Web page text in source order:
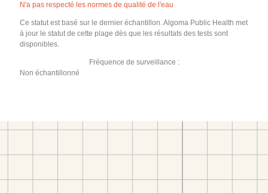
N'a pas respecté les normes de qualité de l'eau
Ce statut est basé sur le dernier échantillon. Algoma Public Health met
à jour le statut de cette plage dès que les résultats des tests sont
disponibles.
Fréquence de surveillance :
Non échantillonné